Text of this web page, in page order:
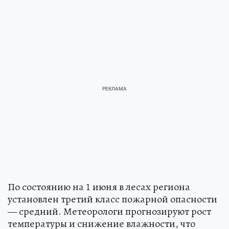
По состоянию на 1 июня в лесах региона
установлен третий класс пожарной опасности
— средний. Метеорологи прогнозируют рост
температуры и снижение влажности, что